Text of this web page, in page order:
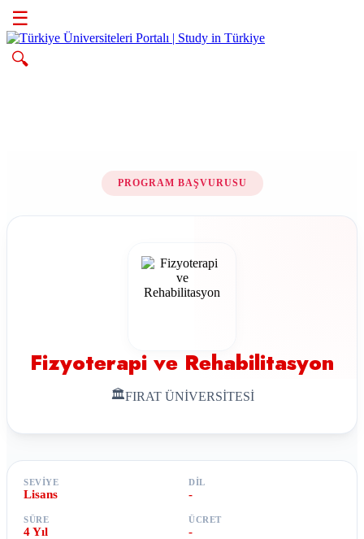
☰
🔍
PROGRAM BAŞVURUSU
Fizyoterapi ve Rehabilitasyon
🏛FIRAT ÜNİVERSİTESİ
SEVIYE
Lisans
DIL
-
SÜRE
4 Yıl
ÜCRET
-